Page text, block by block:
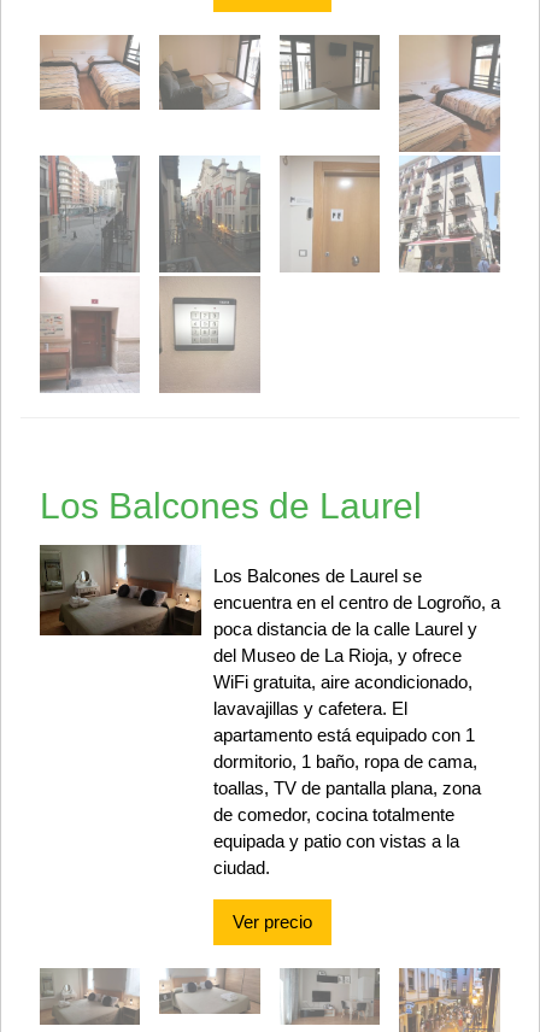
Los Balcones de Laurel
Los Balcones de Laurel se
encuentra en el centro de Logroño, a
poca distancia de la calle Laurel y
del Museo de La Rioja, y ofrece
WiFi gratuita, aire acondicionado,
lavavajillas y cafetera. El
apartamento está equipado con 1
dormitorio, 1 baño, ropa de cama,
toallas, TV de pantalla plana, zona
de comedor, cocina totalmente
equipada y patio con vistas a la
ciudad.
Ver precio